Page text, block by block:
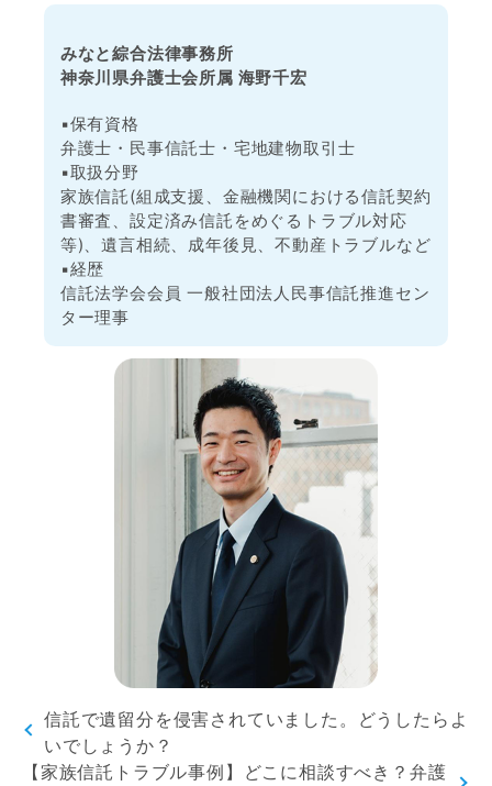
みなと綜合法律事務所
神奈川県弁護士会所属 海野千宏
▪️保有資格
弁護士・民事信託士・宅地建物取引士
▪️取扱分野
家族信託(組成支援、金融機関における信託契約
書審査、設定済み信託をめぐるトラブル対応
等)、遺言相続、成年後見、不動産トラブルなど
▪️経歴
信託法学会会員 一般社団法人民事信託推進セン
ター理事
信託で遺留分を侵害されていました。どうしたらよ
いでしょうか？
【家族信託トラブル事例】どこに相談すべき？弁護